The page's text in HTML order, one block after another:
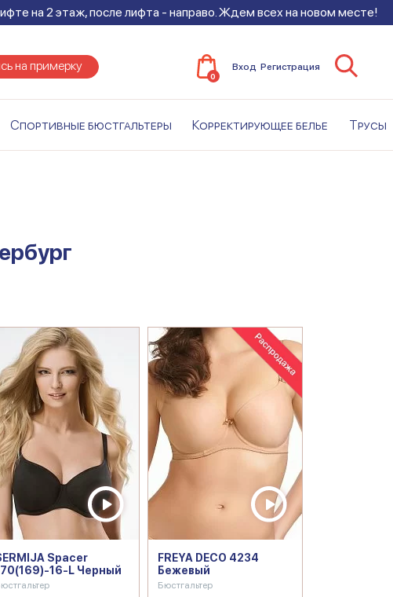
на 2 этаж, после лифта - направо. Ждем всех на новом месте!
на примерку
0
Вход Регистрация
Спортивные бюстгальтеры Корректирующее белье Трусы
Spacer
16-L Черный
FREYA DECO 4234
Бежевый
Бюстгальтер